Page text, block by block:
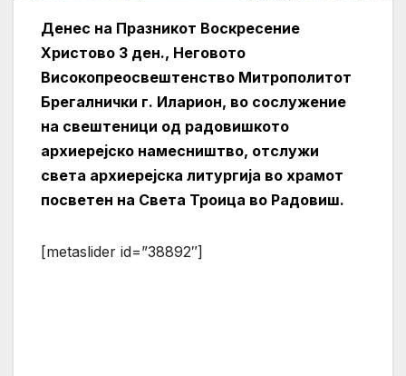
Денес на Празникот Воскресение
Христово 3 ден., Неговото
Високопреосвештенство Митрополитот
Брегалнички г. Иларион, во сослужение
на свештеници од радовишкото
архиерејско намесништво, отслужи
света архиерејска литургија во храмот
посветен на Света Троица во Радовиш.
[metaslider id=”38892″]